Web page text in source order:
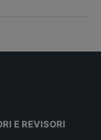
E REVISORI